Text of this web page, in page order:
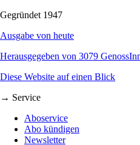
Gegründet 1947
Ausgabe von heute
Herausgegeben von 3079
Diese Website auf einen Blick
→ Service
Aboservice
Abo kündigen
Newsletter